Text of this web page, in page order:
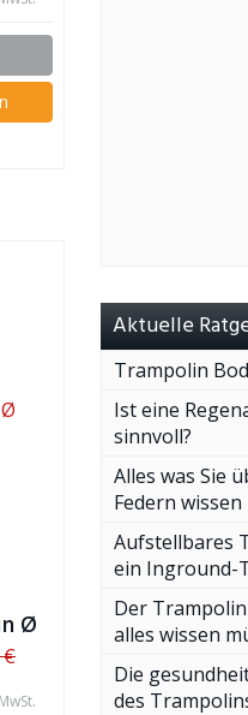
Ø
€
Aktuelle
Trampolin
Ist eine
sinnvoll?
Alles was Sie
Federn
Aufstellbares
ein Inground-
Der
alles wissen
Die
des